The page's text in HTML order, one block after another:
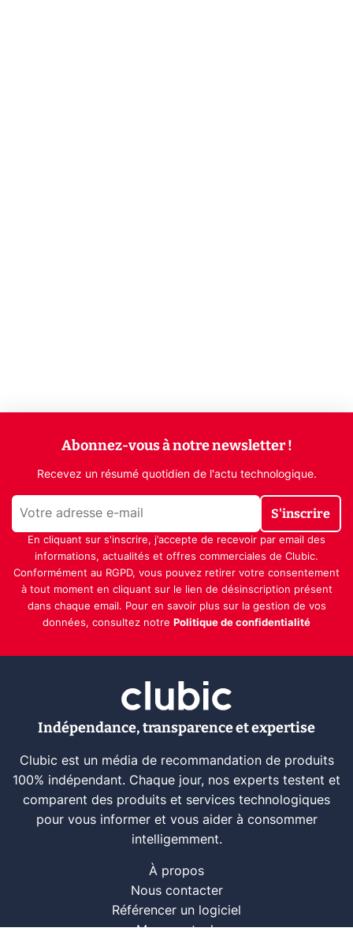
Abonnez-vous à notre newsletter !
Recevez un résumé quotidien de l'actu technologique.
S'inscrire
En cliquant sur s'inscrire, j’accepte de recevoir par email des
informations, actualités et offres commerciales de Clubic.
Conformément au RGPD, vous pouvez retirer votre consentement
à tout moment en cliquant sur le lien de désinscription présent
dans chaque email. Pour en savoir plus sur la gestion de vos
données, consultez notre Politique de confidentialité
Indépendance, transparence et expertise
Clubic est un média de recommandation de produits
100% indépendant. Chaque jour, nos experts testent et
comparent des produits et services technologiques
pour vous informer et vous aider à consommer
intelligemment.
À propos
Nous contacter
Référencer un logiciel
Marques tech